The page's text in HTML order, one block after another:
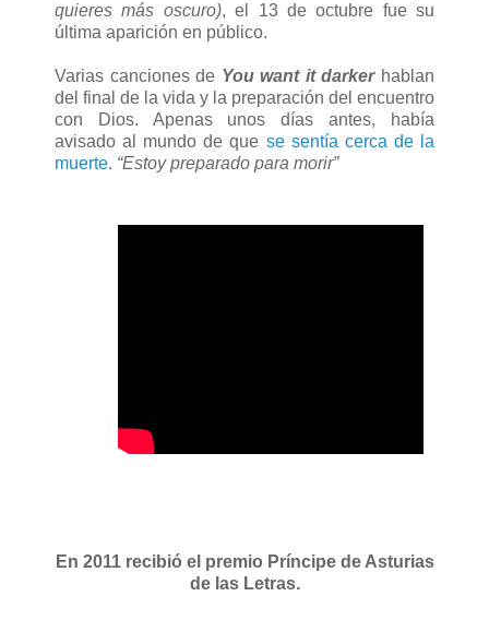
quieres más oscuro), el 13 de octubre fue su
última aparición en público.
Varias canciones de You want it darkerhablan
del final de la vida y la preparación del encuentro
con Dios. Apenas unos días antes, había
avisado al mundo de que se sentía cerca de la
muerte. “Estoy preparado para morir”
En 2011 recibió el premio Príncipe de Asturias
de las Letras.